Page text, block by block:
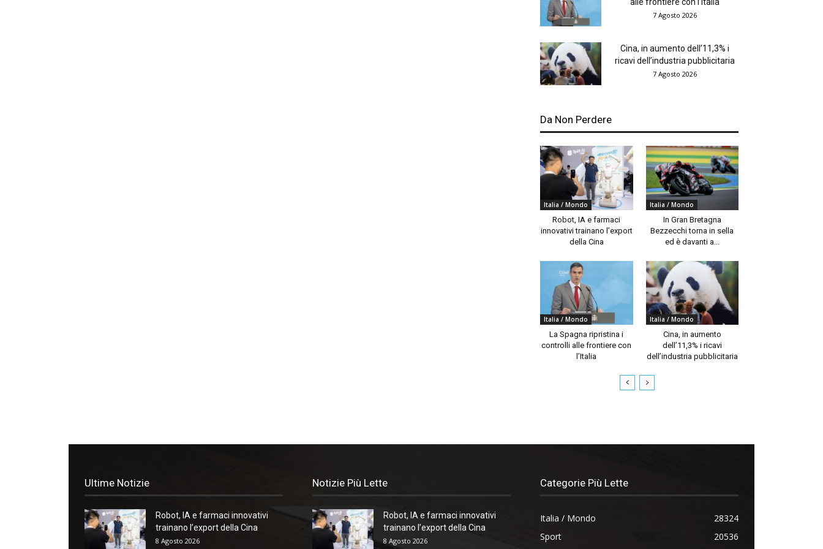
alle frontiere con l’Italia
7 Agosto 2026
Cina, in aumento dell’11,3% i
ricavi dell’industria pubblicitaria
7 Agosto 2026
Da Non Perdere
Italia / Mondo
Robot, IA e farmaci
innovativi trainano l’export
della Cina
Italia / Mondo
In Gran Bretagna
Bezzecchi torna in sella
ed è davanti a...
Italia / Mondo
La Spagna ripristina i
controlli alle frontiere con
l’Italia
Italia / Mondo
Cina, in aumento
dell’11,3% i ricavi
dell’industria pubblicitaria
Ultime Notizie
Robot, IA e farmaci innovativi
trainano l’export della Cina
8 Agosto 2026
Notizie Più Lette
Robot, IA e farmaci innovativi
trainano l’export della Cina
8 Agosto 2026
Categorie Più Lette
Italia / Mondo
28324
Sport
20536